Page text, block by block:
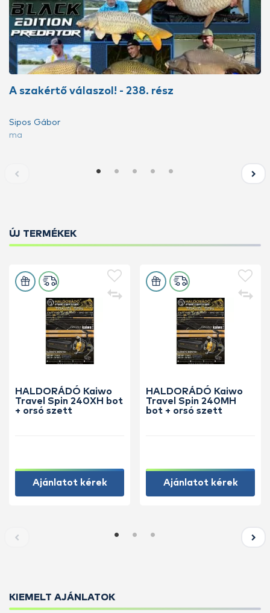
A szakértő válaszol! - 238. rész
Sipos Gábor
ma
ÚJ TERMÉKEK
HALDORÁDÓ Kaiwo
Travel Spin 240XH bot
+ orsó szett
Ajánlatot kérek
HALDORÁDÓ Kaiwo
Travel Spin 240MH
bot + orsó szett
Ajánlatot kérek
KIEMELT AJÁNLATOK